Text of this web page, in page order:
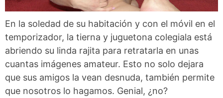
En la soledad de su habitación y con el móvil en el
temporizador, la tierna y juguetona colegiala está
abriendo su linda rajita para retratarla en unas
cuantas imágenes amateur. Esto no solo dejara
que sus amigos la vean desnuda, también permite
que nosotros lo hagamos. Genial, ¿no?